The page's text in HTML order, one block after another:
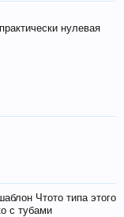
нулевая
Чтото типа этого
с тубами